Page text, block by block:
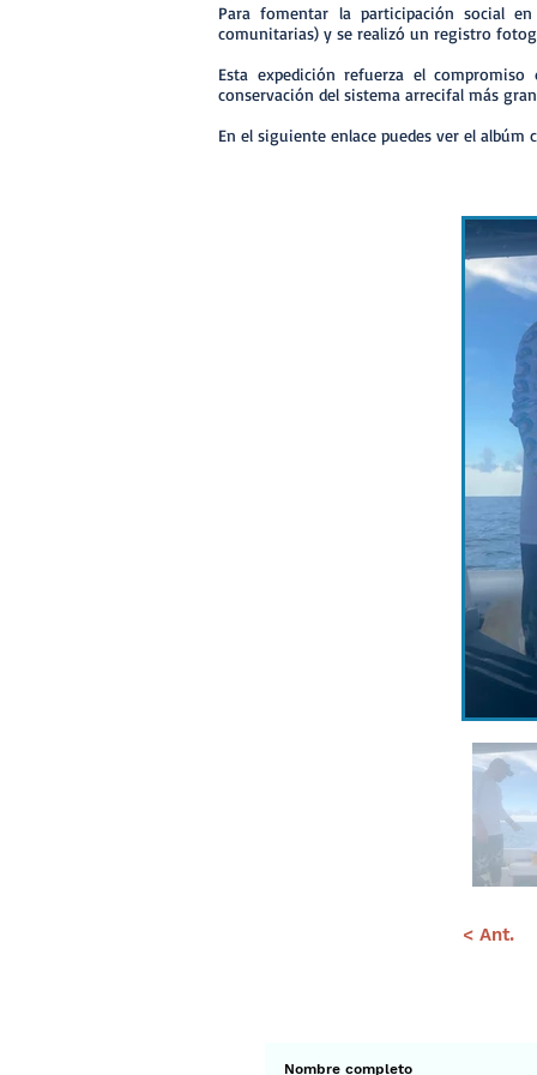
Para fomentar la participación social
comunitarias) y se realizó un registro
Esta expedición refuerza el
conservación del sistema arrecifal más
En el siguiente enlace puedes ver el
< Ant.